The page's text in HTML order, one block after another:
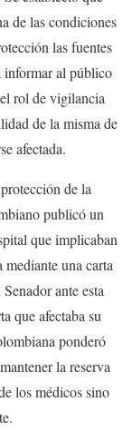
de las condiciones
las fuentes
informar al público
rol de vigilancia
de la misma de
afectada.
de la
publicó un
que implicaban
una carta
ante esta
que afectaba su
ponderó
la reserva
los médicos sino